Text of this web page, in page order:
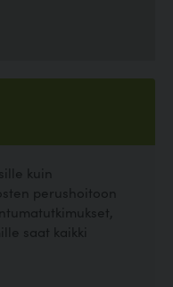
kuin
perushoitoon
saat kaikki